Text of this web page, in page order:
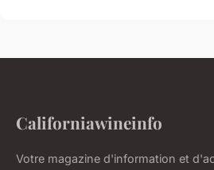
Californiawineinfo
Votre magazine d'information et